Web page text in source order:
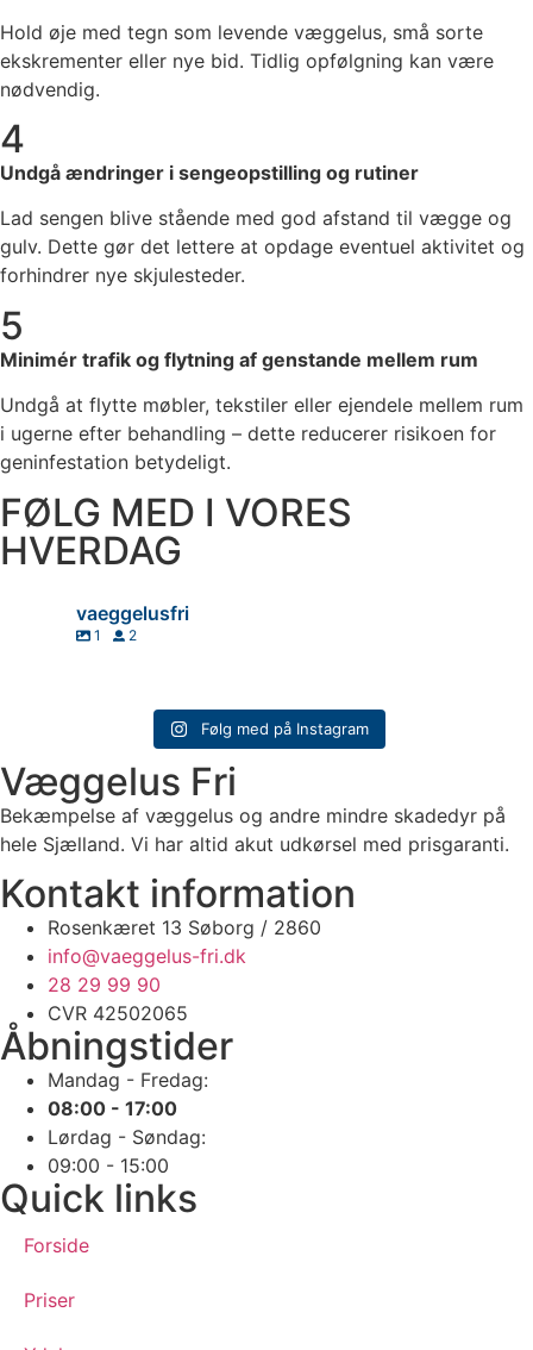
Hold øje med tegn som levende væggelus, små sorte
ekskrementer eller nye bid. Tidlig opfølgning kan være
nødvendig.
4
Undgå ændringer i sengeopstilling og rutiner
Lad sengen blive stående med god afstand til vægge og
gulv. Dette gør det lettere at opdage eventuel aktivitet og
forhindrer nye skjulesteder.
5
Minimér trafik og flytning af genstande mellem rum
Undgå at flytte møbler, tekstiler eller ejendele mellem rum
i ugerne efter behandling – dette reducerer risikoen for
geninfestation betydeligt.
FØLG MED I VORES
HVERDAG
vaeggelusfri
1 2
🔎😱 INSPEKTION I DAG - København
🐜🕵️‍♂️ Æg, skaller & levende væggelus kan hurtigt blive et stort problem!
🔧🐜 SÅDAN BEHANDLER VI DIT HJEM
1️⃣ Inspektion & lokalisering af alle skjulesteder
2️⃣ Målrettet sprøjtning & varmebehandling / Nedfrysning
👉📲 Book på www.vaeggelus-fri.dk eller send DM
📞 +45 50 37 06 90
0 0
🔎😱 INSPEKTION I DAG - København
🐜🕵️‍♂️ Æg, skaller & levende væggelus kan hurtigt blive et stort problem!
🔧🐜 SÅDAN BEHANDLER VI DIT HJEM
1️⃣ Inspektion & lokalisering af alle skjulesteder
2️⃣ Målrettet sprøjtning & varmebehandling / Nedfrysning
👉📲 Book på www.vaeggelus-fri.dk eller send DM
📞 +45 50 37 06 90
#væggelus #inspektion #vaeggelusfri #hygiejne #Bedbugs #Sengelus
Følg med på Instagram
Væggelus Fri
Bekæmpelse af væggelus og andre mindre skadedyr på
hele Sjælland. Vi har altid akut udkørsel med prisgaranti.
Kontakt information
Rosenkæret 13 Søborg / 2860
info@vaeggelus-fri.dk
28 29 99 90
CVR 42502065
Åbningstider
Mandag - Fredag:
08:00 - 17:00
Lørdag - Søndag:
09:00 - 15:00
Quick links
Forside
Priser